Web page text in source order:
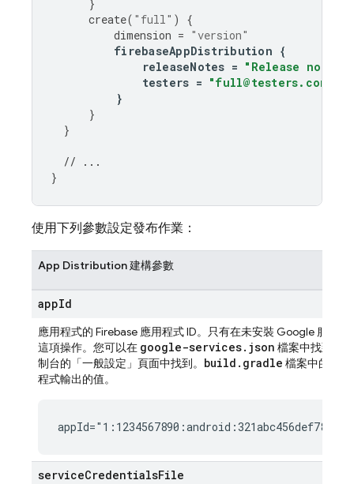
}
create( "full" )
{
dimension = "version"
firebaseAppDistribution {
releaseNotes = "Release
testers = "full@testers.com"
}
}
}
// ...
}
使用下列參數設定發布作業：
App Distribution建構參數
appId
應用程式的 Firebase 應用程式 ID。只有在未安裝 Google 服務
這項操作。您可以在 google-services.json 檔案中找到應
制台的「一般設定」頁面中找到。 build.gradle 檔案中的值
程式輸出的值。
appId="1:1234567890:android:321abc456def7890"
serviceCredentialsFile